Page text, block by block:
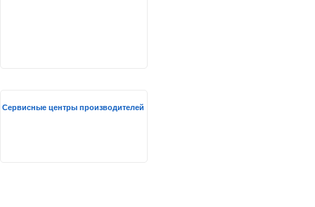
Сервисные центры производителей